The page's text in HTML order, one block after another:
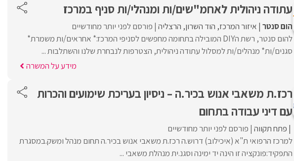
עתודה ניהולית לאחמ"שים/ות ומנהלי/ות סניף במרכז
הום סנטר איזור המרכז הוד השרון הרצליה פורסם לפני יותר מחודשיים
להום סנטר, רשת הDIY המובילה בתחומה מחפשים לסניפי המרכז:* אחראים/ות משמרת*
סגנים/ות* מנהלים/ות למסלול עתודה ניהולית, הצטרפות לנבחרת שלנו והשתלבות ...
מידע על המשרה
רכז.ת משאבי אנוש בכיר.ה – ניסיון בעריכת שימועים והכרות
עם דיני עבודה בתחום
פתח תקווה פורסם לפני יותר מחודשיים
למרכז הרפואי ת"א (איכילוב) דרוש.ה רכז.ת משאבי אנוש בכיר.ה תחום מנהל ומשק.במסגרת
התפקיד:פונקציה זו הינה יד ימינה וסגנ.ית מנהלת משאבי ...